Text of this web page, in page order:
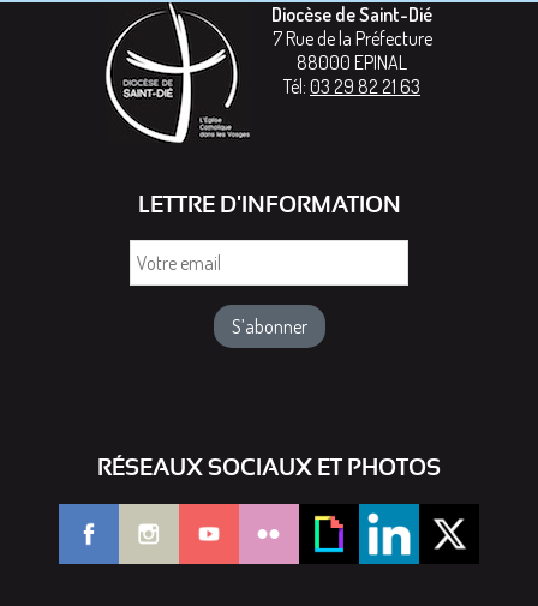
Diocèse de Saint-Dié
7 Rue de la Préfecture
88000 EPINAL
Tél: 03 29 82 21 63
LETTRE D'INFORMATION
RÉSEAUX SOCIAUX ET PHOTOS